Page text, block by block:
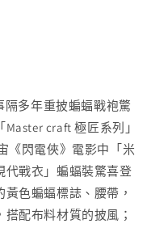
隔多年重披蝙蝠戰袍驚
craft 極匠系列」
《閃電俠》電影中「米
代戰衣」蝙蝠裝驚喜登
色蝙蝠標誌、腰帶，
配布料材質的披風；